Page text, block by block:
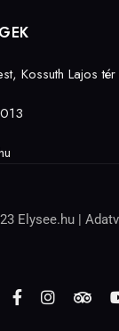
Kossuth Lajos
Elysee.hu |